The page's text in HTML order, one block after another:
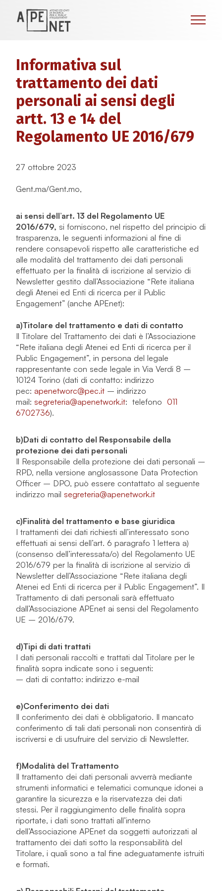
Informativa sul
trattamento dei dati
personali ai sensi degli
artt. 13 e 14 del
Regolamento UE 2016/679
27 ottobre 2023
Gent.ma/Gent.mo,
ai sensi dell’art. 13 del Regolamento UE
2016/679, si forniscono, nel rispetto del principio di
trasparenza, le seguenti informazioni al fine di
rendere consapevoli rispetto alle caratteristiche ed
alle modalità del trattamento dei dati personali
effettuato per la finalità di iscrizione al servizio di
Newsletter gestito dall’Associazione “Rete italiana
degli Atenei ed Enti di ricerca per il Public
Engagement” (anche APEnet):
a)Titolare del trattamento e dati di contatto
Il Titolare del Trattamento dei dati è l’Associazione
“Rete italiana degli Atenei ed Enti di ricerca per il
Public Engagement”, in persona del legale
rappresentante con sede legale in Via Verdi 8 –
10124 Torino (dati di contatto: indirizzo
pec: apenetworc@pec.it – indirizzo
mail: segreteria@apenetwork.it: telefono 011
6702736).
b)Dati di contatto del Responsabile della
protezione dei dati personali
Il Responsabile della protezione dei dati personali –
RPD, nella versione anglosassone Data Protection
Officer – DPO, può essere contattato al seguente
indirizzo mail segreteria@apenetwork.it
c)Finalità del trattamento e base giuridica
I trattamenti dei dati richiesti all’interessato sono
effettuati ai sensi dell’art. 6 paragrafo 1 lettera a)
(consenso dell’interessata/o) del Regolamento UE
2016/679 per la finalità di iscrizione al servizio di
Newsletter dell’Associazione “Rete italiana degli
Atenei ed Enti di ricerca per il Public Engagement”. Il
Trattamento di dati personali sarà effettuato
dall’Associazione APEnet ai sensi del Regolamento
UE – 2016/679.
d)Tipi di dati trattati
I dati personali raccolti e trattati dal Titolare per le
finalità sopra indicate sono i seguenti:
– dati di contatto: indirizzo e-mail
e)Conferimento dei dati
Il conferimento dei dati è obbligatorio. Il mancato
conferimento di tali dati personali non consentirà di
iscriversi e di usufruire del servizio di Newsletter.
f)Modalità del Trattamento
Il trattamento dei dati personali avverrà mediante
strumenti informatici e telematici comunque idonei a
garantire la sicurezza e la riservatezza dei dati
stessi. Per il raggiungimento delle finalità sopra
riportate, i dati sono trattati all’interno
dell’Associazione APEnet da soggetti autorizzati al
trattamento dei dati sotto la responsabilità del
Titolare, i quali sono a tal fine adeguatamente istruiti
e formati.